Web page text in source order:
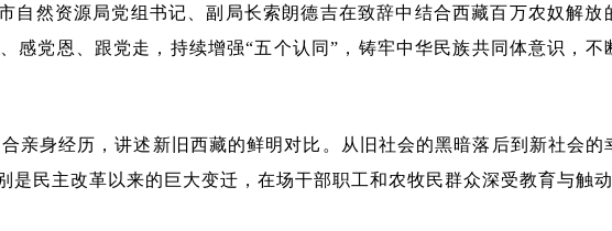
自然资源局党组书记、副局长索朗德吉在致辞中结合西藏百万农奴解放
感党恩、跟党走，持续增强“五个认同”，铸牢中华民族共同体意识，不
亲身经历，讲述新旧西藏的鲜明对比。从旧社会的黑暗落后到新社会的
民主改革以来的巨大变迁，在场干部职工和农牧民群众深受教育与触动